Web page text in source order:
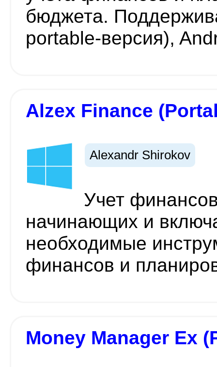
бюджета.
portable-версия),
Alzex Finance
Alexandr Shirokov
Учет
начинающих и
необходимые
финансов и
Money Manager Ex